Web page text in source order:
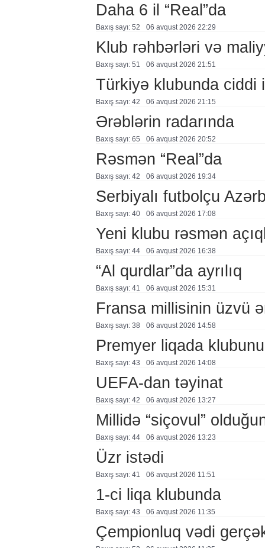
Daha 6 il “Real”da
Baxış sayı: 52 06 avqust 2026 22:29
Klub rəhbərləri və
Baxış sayı: 51 06 avqust 2026 21:51
Türkiyə klubunda ciddi
Baxış sayı: 42 06 avqust 2026 21:15
Ərəblərin radarında
Baxış sayı: 65 06 avqust 2026 20:52
Rəsmən “Real”da
Baxış sayı: 42 06 avqust 2026 19:34
Serbiyalı futbolçu
Baxış sayı: 40 06 avqust 2026 17:08
Yeni klubu rəsmən
Baxış sayı: 44 06 avqust 2026 16:38
“Al qurdlar”da ayrılıq
Baxış sayı: 41 06 avqust 2026 15:31
Fransa millisinin üzvü
Baxış sayı: 38 06 avqust 2026 14:58
Premyer liqada
Baxış sayı: 43 06 avqust 2026 14:08
UEFA-dan təyinat
Baxış sayı: 42 06 avqust 2026 13:27
Millidə “siçovul”
Baxış sayı: 44 06 avqust 2026 13:23
Üzr istədi
Baxış sayı: 41 06 avqust 2026 11:51
1-ci liqa klubunda
Baxış sayı: 43 06 avqust 2026 11:35
Çempionluq vədi